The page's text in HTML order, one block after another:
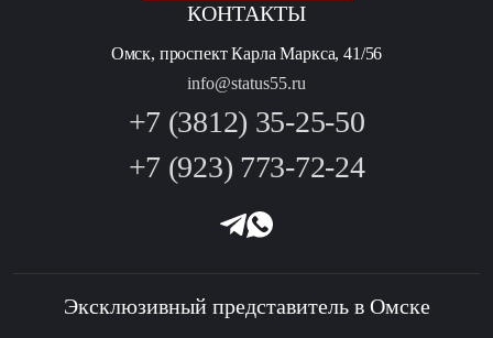
КОНТАКТЫ
Омск, проспект Карла Маркса, 41/56
info@status55.ru
+7 (3812) 35-25-50
+7 (923) 773-72-24
Эксклюзивный представитель в Омске